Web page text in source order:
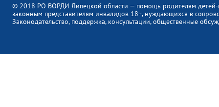
© 2018 РО ВОРДИ Липецкой области — помощь родителям
законным представителям инвалидов 18+, нуждающихся в
Законодательство, поддержка, консультации, общественные